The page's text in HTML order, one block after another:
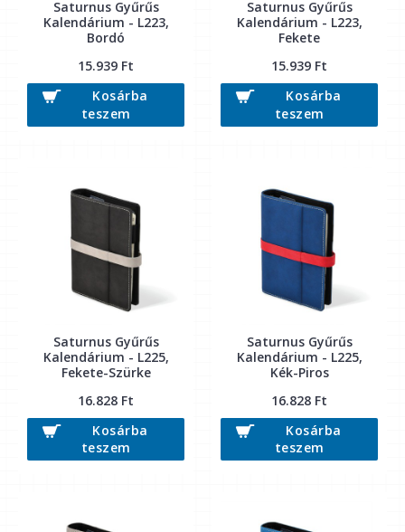
Saturnus Gyűrűs
Kalendárium - L223,
Bordó
15.939 Ft
Kosárba
teszem
Saturnus Gyűrűs
Kalendárium - L223,
Fekete
15.939 Ft
Kosárba
teszem
Saturnus Gyűrűs
Kalendárium - L225,
Fekete-Szürke
16.828 Ft
Kosárba
teszem
Saturnus Gyűrűs
Kalendárium - L225,
Kék-Piros
16.828 Ft
Kosárba
teszem